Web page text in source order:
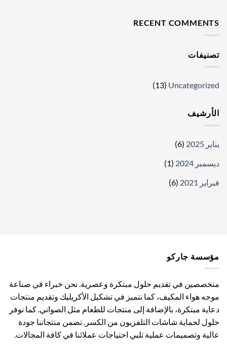
وموزعات
مغلقة
RECENT COMMENTS
تصنيفات
Uncategorized
(13)
الأرشيف
يناير 2025
(6)
ديسمبر 2024
(1)
فبراير 2021
(6)
مؤسسة جاركو
متخصصين في تقديم حلول مبتكرة وعصرية. نحن خبراء في صناعة
موجه هواء المكيف، كما نتميز في تشكيل الأكريليك وتقديم منتجات
دعاية مبتكرة، بالإضافة إلى منتجات للطعام مثل الصواني. كما نوفر
حلول لحماية شاشات التلفزيون من الكسر. تضمن منتجاتنا جودة
عالية وتصميمات عملية تلبي احتياجات عملائنا في كافة المجالات.